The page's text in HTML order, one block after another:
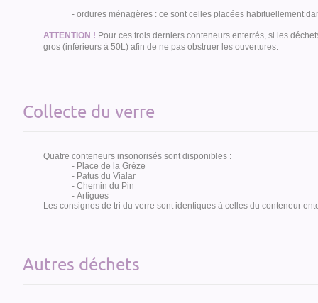
- ordures ménagères : ce sont celles placées habituellement
ATTENTION ! Pour ces trois derniers conteneurs enterrés, si les
gros (inférieurs à 50L) afin de ne pas obstruer les ouvertures.
Collecte du verre
Quatre conteneurs insonorisés sont disponibles :
- Place de la Grèze
- Patus du Vialar
- Chemin du Pin
- Artigues
Les consignes de tri du verre sont identiques à celles du conteneur
Autres déchets